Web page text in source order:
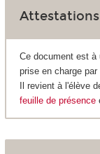
Ce document est à
prise en charge par
Il revient à l'élève
feuille de présence